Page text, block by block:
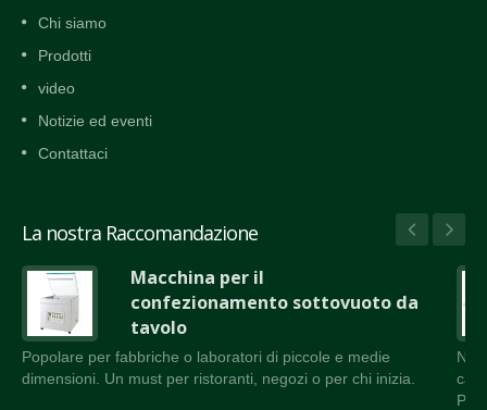
Chi siamo
Prodotti
video
Notizie ed eventi
Contattaci
La nostra Raccomandazione
Macchina per il
confezionamento sottovuoto da
tavolo
Popolare per fabbriche o laboratori di piccole e medie
dimensioni. Un must per ristoranti, negozi o per chi inizia.